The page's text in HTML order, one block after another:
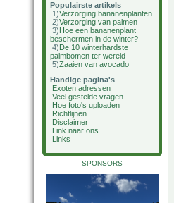
Populairste artikels
1)Verzorging bananenplanten
2)Verzorging van palmen
3)Hoe een bananenplant
beschermen in de winter?
4)De 10 winterhardste
palmbomen ter wereld
5)Zaaien van avocado
Handige pagina's
Exoten adressen
Veel gestelde vragen
Hoe foto's uploaden
Richtlijnen
Disclaimer
Link naar ons
Links
SPONSORS